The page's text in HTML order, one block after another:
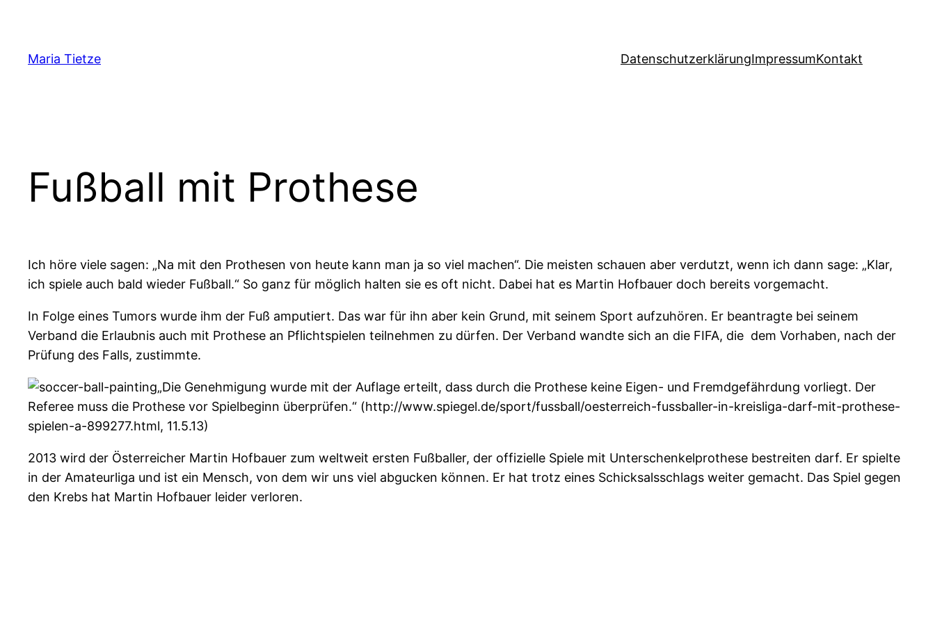
springen
Maria Tietze DatenschutzerklärungImpressumKontakt
Fußball mit Prothese
Ich höre viele sagen: „Na mit den Prothesen von heute kann man ja so viel machen“. Die meisten schauen aber verdutzt, wenn ich dann sage: „Klar,
ich spiele auch bald wieder Fußball.“ So ganz für möglich halten sie es oft nicht. Dabei hat es Martin Hofbauer doch bereits vorgemacht.
In Folge eines Tumors wurde ihm der Fuß amputiert. Das war für ihn aber kein Grund, mit seinem Sport aufzuhören. Er beantragte bei seinem
Verband die Erlaubnis auch mit Prothese an Pflichtspielen teilnehmen zu dürfen. Der Verband wandte sich an die FIFA, die dem Vorhaben, nach der
Prüfung des Falls, zustimmte.
„Die Genehmigung wurde mit der Auflage erteilt, dass durch die Prothese keine Eigen- und Fremdgefährdung vorliegt. Der
Referee muss die Prothese vor Spielbeginn überprüfen.“ (http://www.spiegel.de/sport/fussball/oesterreich-fussballer-in-kreisliga-darf-mit-prothese-
spielen-a-899277.html, 11.5.13)
2013 wird der Österreicher Martin Hofbauer zum weltweit ersten Fußballer, der offizielle Spiele mit Unterschenkelprothese bestreiten darf. Er spielte
in der Amateurliga und ist ein Mensch, von dem wir uns viel abgucken können. Er hat trotz eines Schicksalsschlags weiter gemacht. Das Spiel gegen
den Krebs hat Martin Hofbauer leider verloren.